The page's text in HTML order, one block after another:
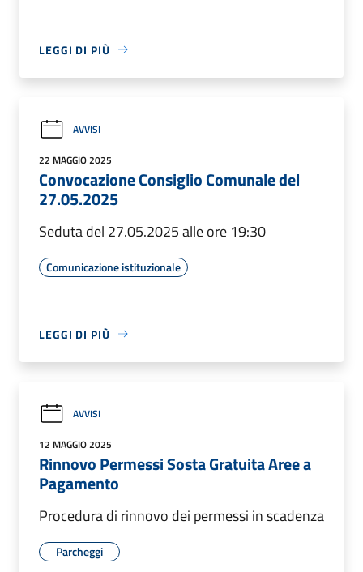
LEGGI DI PIÙ
AVVISI
22 MAGGIO 2025
Convocazione Consiglio Comunale del
27.05.2025
Seduta del 27.05.2025 alle ore 19:30
Comunicazione istituzionale
LEGGI DI PIÙ
AVVISI
12 MAGGIO 2025
Rinnovo Permessi Sosta Gratuita Aree a
Pagamento
Procedura di rinnovo dei permessi in scadenza
Parcheggi